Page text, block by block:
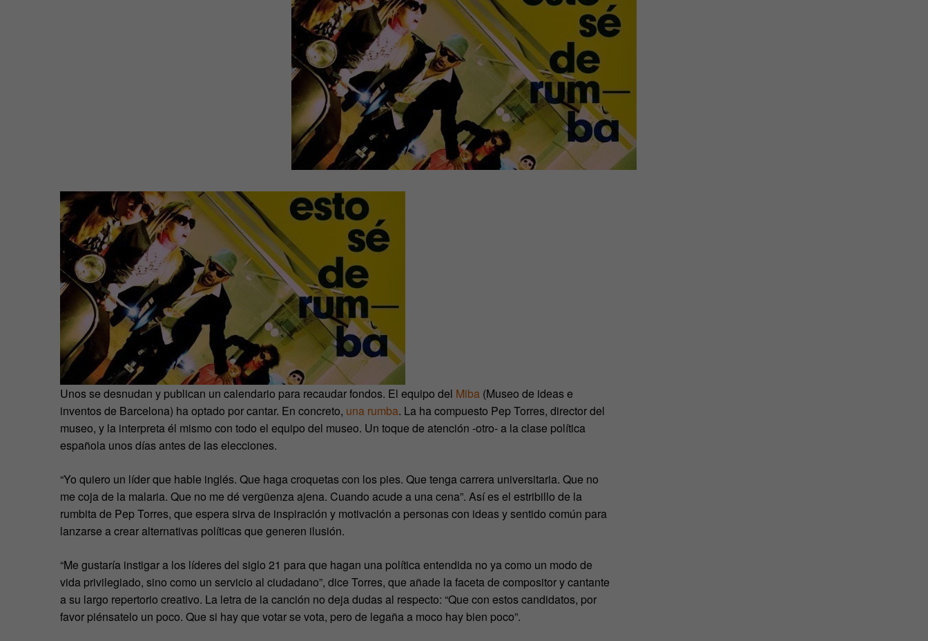
Unos se desnudan y publican un calendario para recaudar fondos. El equipo del Miba (Museo de ideas e
inventos de Barcelona) ha optado por cantar. En concreto, una rumba. La ha compuesto Pep Torres, director del
museo, y la interpreta él mismo con todo el equipo del museo. Un toque de atención -otro- a la clase política
española unos días antes de las elecciones.
“Yo quiero un líder que hable inglés. Que haga croquetas con los pies. Que tenga carrera universitaria. Que no
me coja de la malaria. Que no me dé vergüenza ajena. Cuando acude a una cena”. Así es el estribillo de la
rumbita de Pep Torres, que espera sirva de inspiración y motivación a personas con ideas y sentido común para
lanzarse a crear alternativas políticas que generen ilusión.
“Me gustaría instigar a los líderes del siglo 21 para que hagan una política entendida no ya como un modo de
vida privilegiado, sino como un servicio al ciudadano”, dice Torres, que añade la faceta de compositor y cantante
a su largo repertorio creativo. La letra de la canción no deja dudas al respecto: “Que con estos candidatos, por
favor piénsatelo un poco. Que si hay que votar se vota, pero de legaña a moco hay bien poco”.